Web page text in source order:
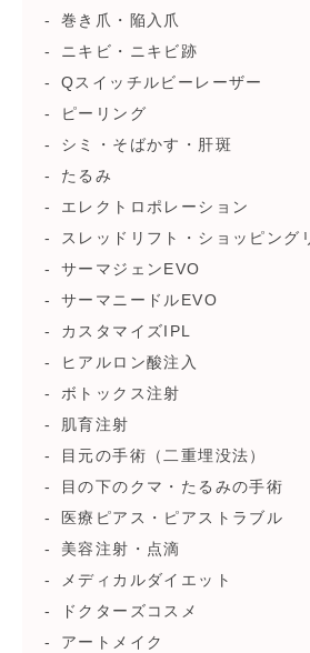
巻き爪・陥入爪
ニキビ・ニキビ跡
Qスイッチルビーレーザー
ピーリング
シミ・そばかす・肝斑
たるみ
エレクトロポレーション
スレッドリフト・ショッピング
サーマジェンEVO
サーマニードルEVO
カスタマイズIPL
ヒアルロン酸注入
ボトックス注射
肌育注射
目元の手術（二重埋没法）
目の下のクマ・たるみの手術
医療ピアス・ピアストラブル
美容注射・点滴
メディカルダイエット
ドクターズコスメ
アートメイク